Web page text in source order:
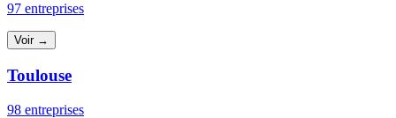
97 entreprises
Voir →
Toulouse
98 entreprises